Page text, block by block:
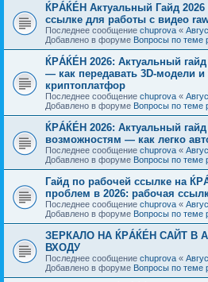
ЌРÁЌÉH Актуальный Гайд
ссылке для работы с видео
Последнее сообщение chuprova «
Добавлено в форуме Вопросы по теме
ЌРÁЌÉH 2026: Актуальный
— как передавать 3D-модели
криптоплатфор
Последнее сообщение chuprova «
Добавлено в форуме Вопросы по теме
ЌРÁЌÉH 2026: Актуальный
возможностям — как легко
Последнее сообщение chuprova «
Добавлено в форуме Вопросы по теме
Гайд по рабочей ссылке на
проблем в 2026: рабочая
Последнее сообщение chuprova «
Добавлено в форуме Вопросы по теме
ЗЕРКАЛО НА ЌРÁЌÉH САЙТ В
ВХОДУ
Последнее сообщение chuprova «
Добавлено в форуме Вопросы по теме